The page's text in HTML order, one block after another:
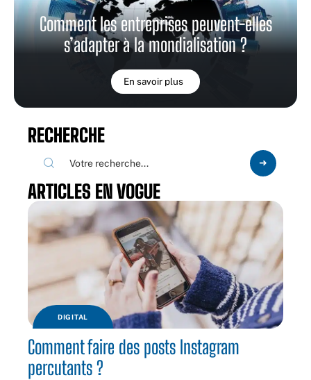
Comment les entreprises peuvent-elles
s’adapter à la mondialisation ?
En savoir plus
RECHERCHE
ARTICLES EN VOGUE
DIGITAL
Comment faire des posts Instagram
percutants ?